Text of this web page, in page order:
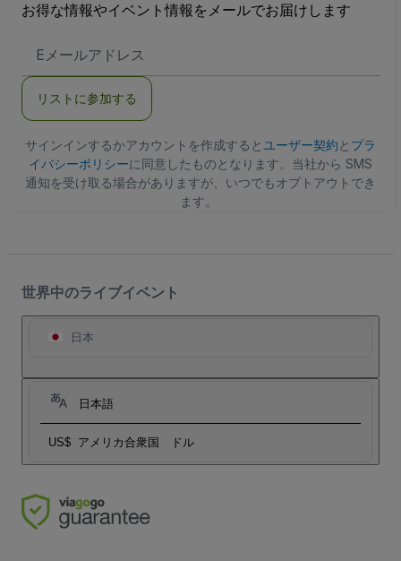
お得な情報やイベント情報をメールでお届けします
メ
ア
ス
リストに参加する
サインインするかアカウントを作成すると ユーザー契約と プラ
イバシーポリシーに同意したものとなります。当社から SMS
通知を受け取る場合がありますが、いつでもオプトアウトでき
ます。
世界中のライブイベント
日本
日本語
US$ アメリカ合衆国 ドル